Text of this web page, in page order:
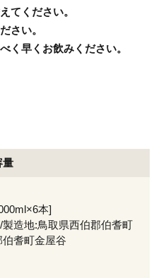
てください。
さい。
く早くお飲みください。
量
本]
造地:鳥取県西伯郡伯耆町
耆町金屋谷